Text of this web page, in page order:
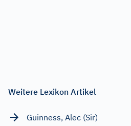
Weitere Lexikon Artikel
Guinness, Alec (Sir)